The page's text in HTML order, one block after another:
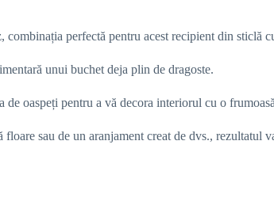
perfectă pentru acest recipient din sticlă
unui buchet deja plin de dragoste.
oaspeți pentru a vă decora interiorul cu o
sau de un aranjament creat de dvs., rezultatul